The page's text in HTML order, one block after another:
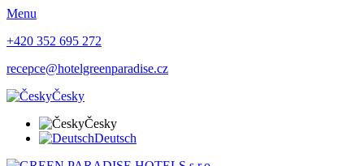
Menu
+420 352 695 272
recepce@hotelgreenparadise.cz
Česky
Česky
Deutsch